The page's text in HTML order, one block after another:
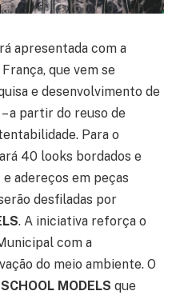
apresentada com a
que vem se
e desenvolvimento de
a partir do reuso de
Para o
40 looks bordados e
adereços em peças
desfiladas por
. A iniciativa reforça o
com a
do meio ambiente. O
SCHOOL MODELS que